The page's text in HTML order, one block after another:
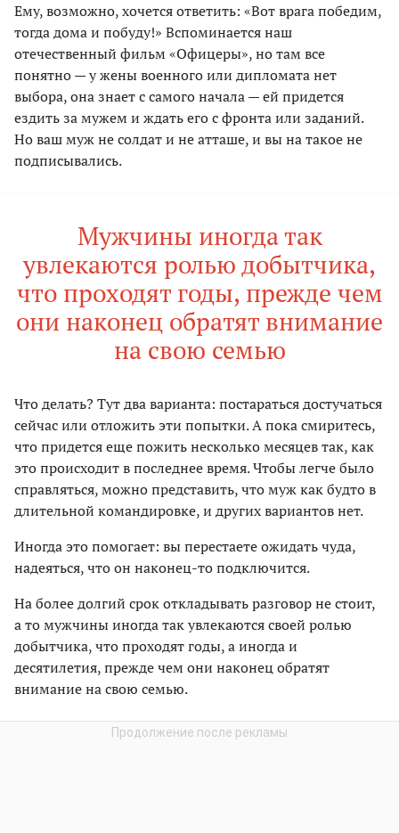
Ему, возможно, хочется ответить: «Вот врага победим,
тогда дома и побуду!» Вспоминается наш
отечественный фильм «Офицеры», но там все
понятно — у жены военного или дипломата нет
выбора, она знает с самого начала — ей придется
ездить за мужем и ждать его с фронта или заданий.
Но ваш муж не солдат и не атташе, и вы на такое не
подписывались.
Мужчины иногда так
увлекаются ролью добытчика,
что проходят годы, прежде чем
они наконец обратят внимание
на свою семью
Что делать? Тут два варианта: постараться достучаться
сейчас или отложить эти попытки. А пока смиритесь,
что придется еще пожить несколько месяцев так, как
это происходит в последнее время. Чтобы легче было
справляться, можно представить, что муж как будто в
длительной командировке, и других вариантов нет.
Иногда это помогает: вы перестаете ожидать чуда,
надеяться, что он наконец-то подключится.
На более долгий срок откладывать разговор не стоит,
а то мужчины иногда так увлекаются своей ролью
добытчика, что проходят годы, а иногда и
десятилетия, прежде чем они наконец обратят
внимание на свою семью.